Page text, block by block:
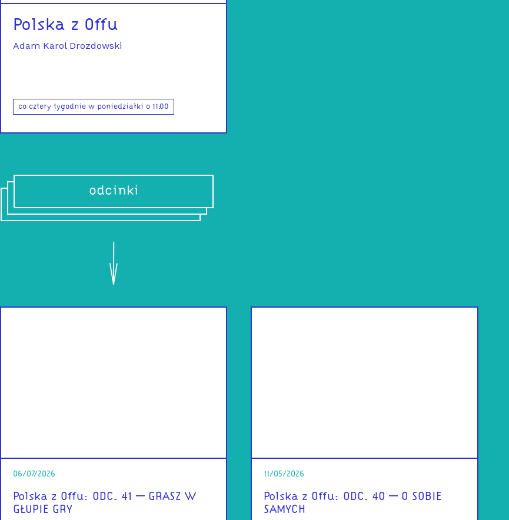
Polska z Offu
Adam Karol Drozdowski
co cztery tygodnie w poniedziałki o 11:00
odcinki
06/07/2026
Polska z Offu: ODC. 41 – GRASZ W
GŁUPIE GRY
11/05/2026
Polska z Offu: ODC. 40 – O SOBIE
SAMYCH